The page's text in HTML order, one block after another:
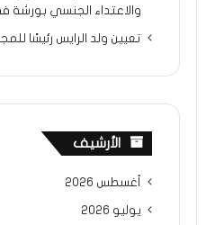
والاعتداء الجنسي بورشة
تعيين ولد الرايس رئيسًا
الأرشيف
أغسطس 2026
يوليو 2026